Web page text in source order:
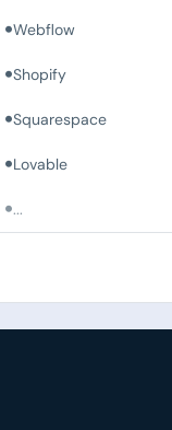
Webflow
Shopify
Squarespace
Lovable
...